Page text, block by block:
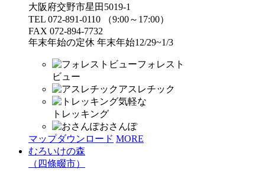
大阪府交野市星田5019-1
TEL 072-891-0110 （9:00～17:00）
FAX 072-894-7732
年末年始の定休 年末年始12/29~1/3
フォレスト
ビュー
アスレチック
気軽な
トレッキング
おさんぽ
マップダウンロード MORE
むろいけの森
（四條畷市）